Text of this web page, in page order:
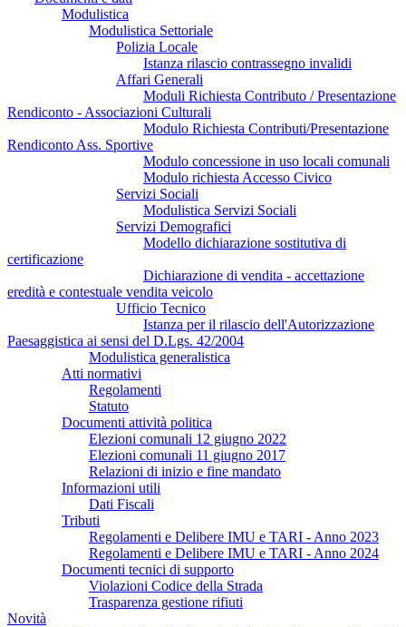
Modulistica
Modulistica Settoriale
Polizia Locale
Istanza rilascio contrassegno invalidi
Affari Generali
Moduli Richiesta Contributo / Presentazione
Rendiconto - Associazioni Culturali
Modulo Richiesta Contributi/Presentazione
Rendiconto Ass. Sportive
Modulo concessione in uso locali comunali
Modulo richiesta Accesso Civico
Servizi Sociali
Modulistica Servizi Sociali
Servizi Demografici
Modello dichiarazione sostitutiva di
certificazione
Dichiarazione di vendita - accettazione
eredità e contestuale vendita veicolo
Ufficio Tecnico
Istanza per il rilascio dell'Autorizzazione
Paesaggistica ai sensi del D.Lgs. 42/2004
Modulistica generalistica
Atti normativi
Regolamenti
Statuto
Documenti attività politica
Elezioni comunali 12 giugno 2022
Elezioni comunali 11 giugno 2017
Relazioni di inizio e fine mandato
Informazioni utili
Dati Fiscali
Tributi
Regolamenti e Delibere IMU e TARI - Anno 2023
Regolamenti e Delibere IMU e TARI - Anno 2024
Documenti tecnici di supporto
Violazioni Codice della Strada
Trasparenza gestione rifiuti
Novità